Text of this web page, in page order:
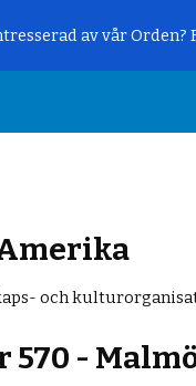
contentav vår
och
570 -